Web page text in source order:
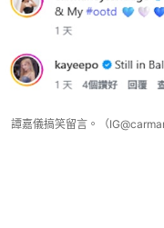
譚嘉儀搞笑留言。（